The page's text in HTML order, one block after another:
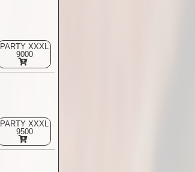
PARTY XXXL
9000
PARTY XXXL
9500